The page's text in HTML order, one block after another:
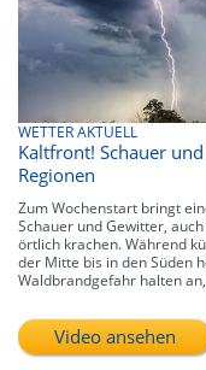
WETTER AKTUELL
Kaltfront! Schauer
Regionen
Zum Wochenstart bringt
Schauer und Gewitter,
örtlich krachen. Während
der Mitte bis in den Süden
Waldbrandgefahr halten
Video ansehen